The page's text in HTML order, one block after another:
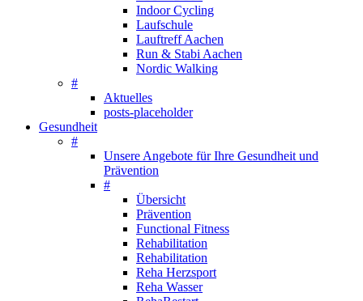
Indoor Cycling
Laufschule
Lauftreff Aachen
Run & Stabi Aachen
Nordic Walking
#
Aktuelles
posts-placeholder
Gesundheit
#
Unsere Angebote für Ihre Gesundheit und
Prävention
#
Übersicht
Prävention
Functional Fitness
Rehabilitation
Rehabilitation
Reha Herzsport
Reha Wasser